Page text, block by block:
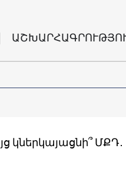
կներկայացնի՞ ՄՔԴ․